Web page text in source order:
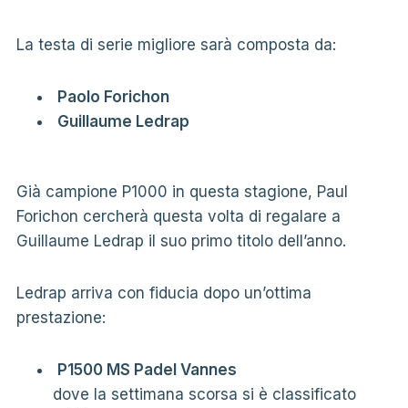
La testa di serie migliore sarà composta da:
Paolo Forichon
Guillaume Ledrap
Già campione P1000 in questa stagione, Paul
Forichon cercherà questa volta di regalare a
Guillaume Ledrap il suo primo titolo dell’anno.
Ledrap arriva con fiducia dopo un’ottima
prestazione:
P1500 MS Padel Vannes
dove la settimana scorsa si è classificato